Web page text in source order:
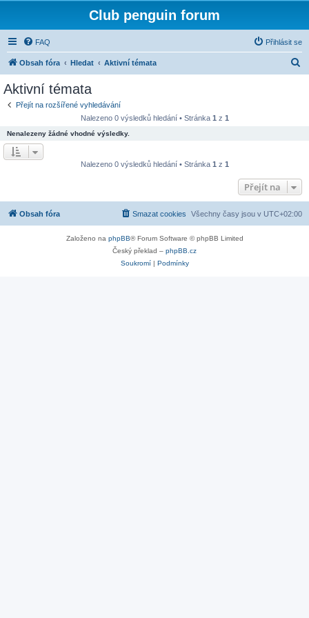
Club penguin forum
FAQ Přihlásit se
Obsah fóra Hledat Aktivní témata
Aktivní témata
Přejít na rozšířené vyhledávání
Nalezeno 0 výsledků hledání • Stránka 1 z 1
Nenalezeny žádné vhodné výsledky.
Nalezeno 0 výsledků hledání • Stránka 1 z 1
Přejít na
Obsah fóra Všechny časy jsou v UTC+02:00
Smazat cookies
Založeno na phpBB® Forum Software © phpBB Limited
Český překlad – phpBB.cz
Soukromí| Podmínky